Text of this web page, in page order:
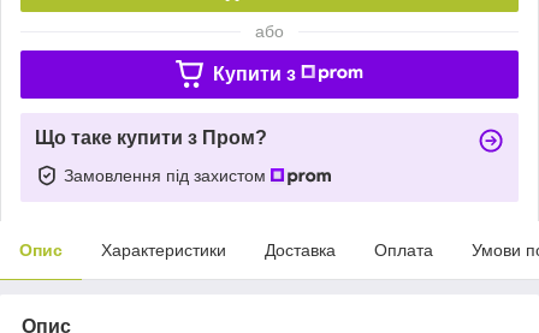
або
Купити з
Що таке купити з Пром?
Замовлення під захистом
Опис Характеристики Доставка Оплата Умови
Опис